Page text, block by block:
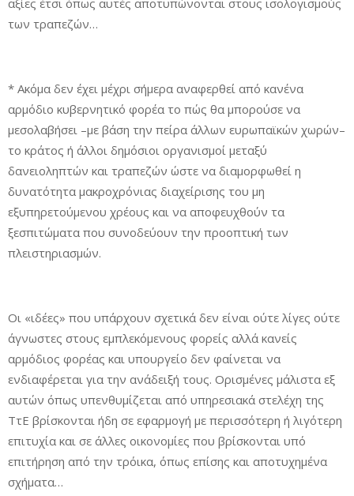
αξίες έτσι όπως αυτές αποτυπώνονται στους ισολογισμούς
των τραπεζών…
* Ακόμα δεν έχει μέχρι σήμερα αναφερθεί από κανένα
αρμόδιο κυβερνητικό φορέα το πώς θα μπορούσε να
μεσολαβήσει –με βάση την πείρα άλλων ευρωπαϊκών χωρών–
το κράτος ή άλλοι δημόσιοι οργανισμοί μεταξύ
δανειοληπτών και τραπεζών ώστε να διαμορφωθεί η
δυνατότητα μακροχρόνιας διαχείρισης του μη
εξυπηρετούμενου χρέους και να αποφευχθούν τα
ξεσπιτώματα που συνοδεύουν την προοπτική των
πλειστηριασμών.
Οι «ιδέες» που υπάρχουν σχετικά δεν είναι ούτε λίγες ούτε
άγνωστες στους εμπλεκόμενους φορείς αλλά κανείς
αρμόδιος φορέας και υπουργείο δεν φαίνεται να
ενδιαφέρεται για την ανάδειξή τους. Ορισμένες μάλιστα εξ
αυτών όπως υπενθυμίζεται από υπηρεσιακά στελέχη της
ΤτΕ βρίσκονται ήδη σε εφαρμογή με περισσότερη ή λιγότερη
επιτυχία και σε άλλες οικονομίες που βρίσκονται υπό
επιτήρηση από την τρόικα, όπως επίσης και αποτυχημένα
σχήματα…